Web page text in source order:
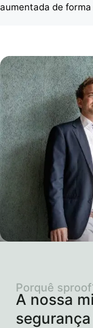
aumentada de
A nossa
Porquê